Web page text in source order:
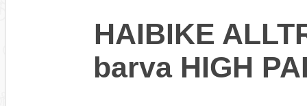
HAIBIKE
barva HIGH